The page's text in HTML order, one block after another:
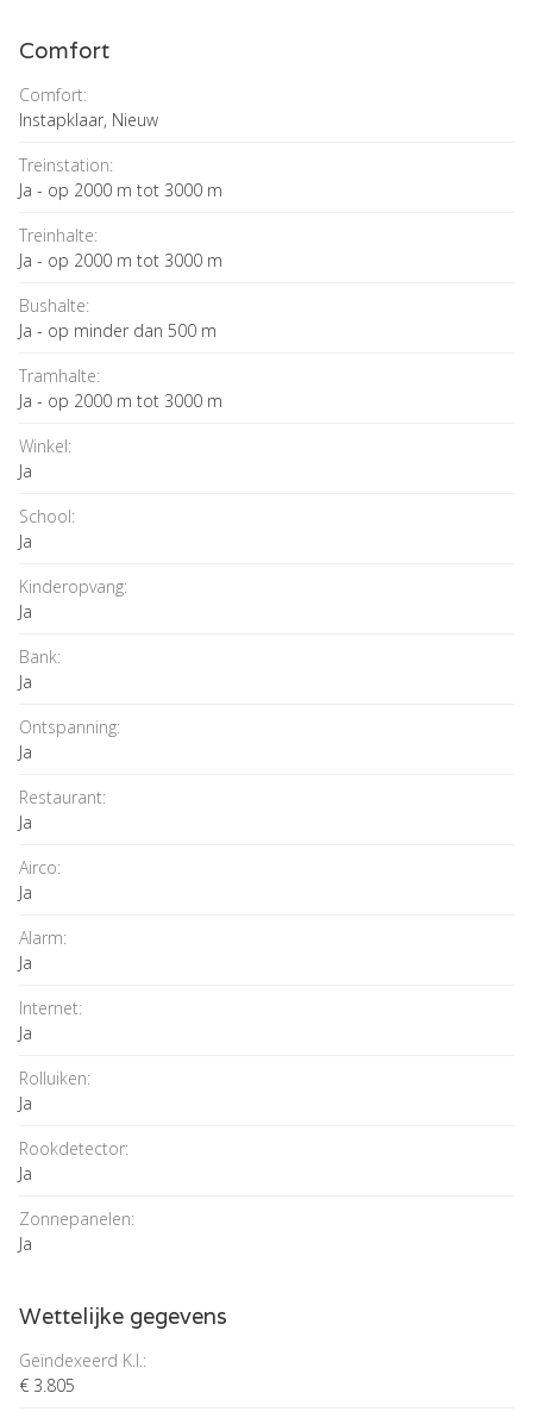
Comfort
Comfort:
Instapklaar, Nieuw
Treinstation:
Ja - op 2000 m tot 3000 m
Treinhalte:
Ja - op 2000 m tot 3000 m
Bushalte:
Ja - op minder dan 500 m
Tramhalte:
Ja - op 2000 m tot 3000 m
Winkel:
Ja
School:
Ja
Kinderopvang:
Ja
Bank:
Ja
Ontspanning:
Ja
Restaurant:
Ja
Airco:
Ja
Alarm:
Ja
Internet:
Ja
Rolluiken:
Ja
Rookdetector:
Ja
Zonnepanelen:
Ja
Wettelijke gegevens
Geïndexeerd K.I.:
€ 3.805